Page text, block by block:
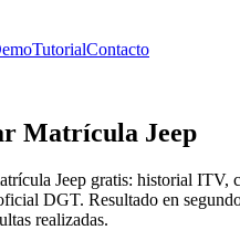
TutorialContacto
Matrícula Jeep
Jeep gratis: historial ITV,
DGT. Resultado en
realizadas.